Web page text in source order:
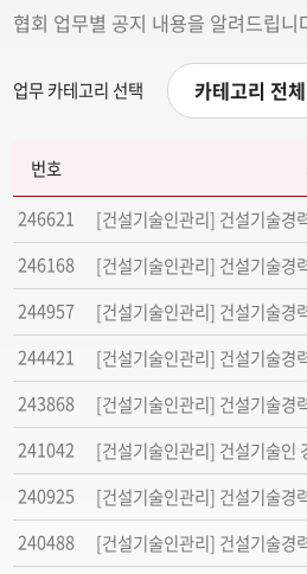
협회 업무별 공지 내용을 알려드립니
업무 카테고리 선택 카테고리 전체
번호
246621
[건설기술인관리] 건설기술경
246168
[건설기술인관리] 건설기술경
244957
[건설기술인관리] 건설기술경
244421
[건설기술인관리] 건설기술경
243868
[건설기술인관리] 건설기술경
241042
[건설기술인관리] 건설기술인
240925
[건설기술인관리] 건설기술경
240488
[건설기술인관리] 건설기술경